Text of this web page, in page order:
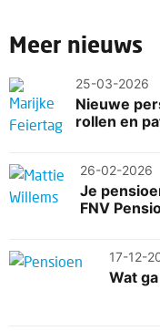
Meer nieuws
25-03-2026
Nieuwe
rollen en
26-02-2026
Je
FNV
17-12-
Wat